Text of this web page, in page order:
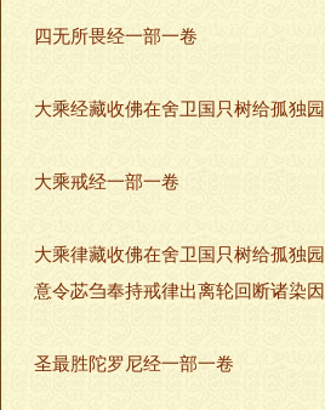
四无所畏经一部一卷
大乘经藏收佛在舍卫国只树给孤独
大乘戒经一部一卷
大乘律藏收佛在舍卫国只树给孤独
意令苾刍奉持戒律出离轮回断诸染因
圣最胜陀罗尼经一部一卷